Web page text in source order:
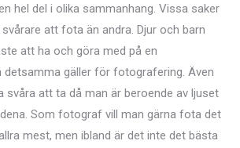
hel del i olika sammanhang. Vissa saker
att fota än andra. Djur och barn
att ha och göra med på en
detsamma gäller för fotografering. Även
svåra att ta då man är beroende av ljuset
Som fotograf vill man gärna fota det
mest, men ibland är det inte det bästa